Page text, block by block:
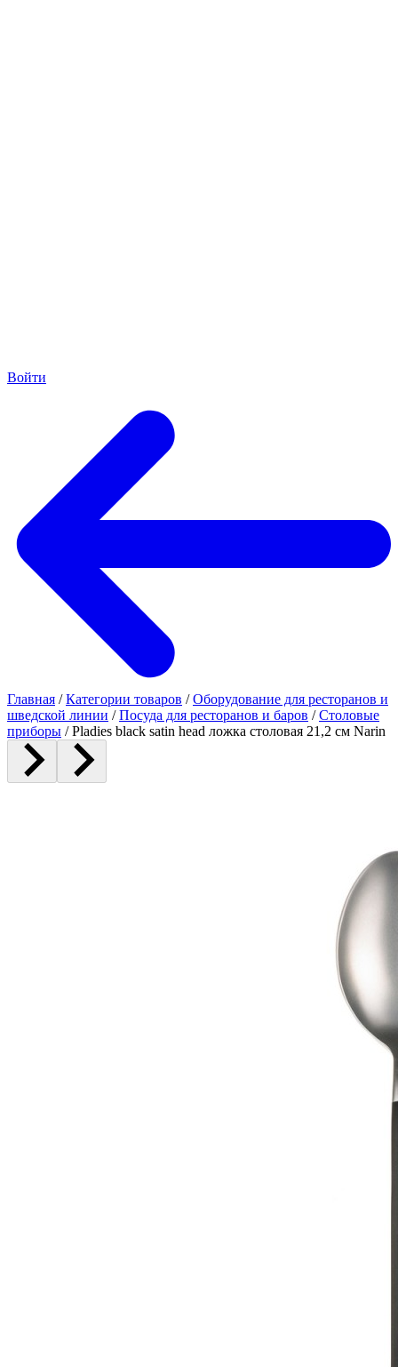
Войти
Главная / Категории товаров / Оборудование для ресторанов и
шведской линии / Посуда для ресторанов и баров / Столовые
приборы / Pladies black satin head ложка столовая 21,2 см Narin